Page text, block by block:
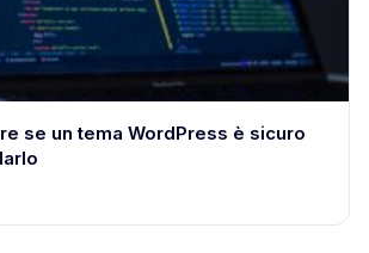
se un tema WordPress è sicuro